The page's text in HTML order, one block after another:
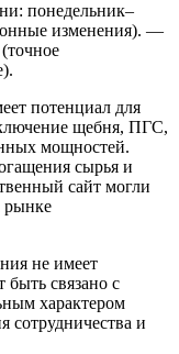
понедельник–
изменения). —
потенциал для
щебня, ПГС,
мощностей.
сырья и
сайт могли
рынке
не имеет
связано с
характером
сотрудничества и